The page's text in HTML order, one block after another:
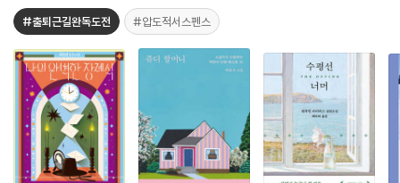
#출퇴근길완독도전 #압도적서스펜스